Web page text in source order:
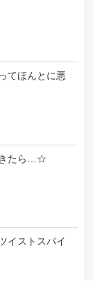
てほんとに悪
きたら…☆
イストスパイ